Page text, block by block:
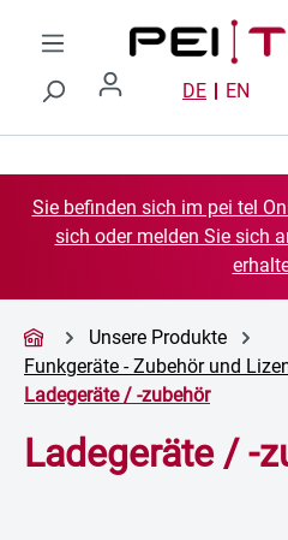
Zum Hauptinhalt springen
DE EN
Sie befinden sich im pei tel
sich oder melden Sie sich
Unsere Produkte
Funkgeräte - Zubehör und
Ladegeräte / -zubehör
Ladegeräte / -